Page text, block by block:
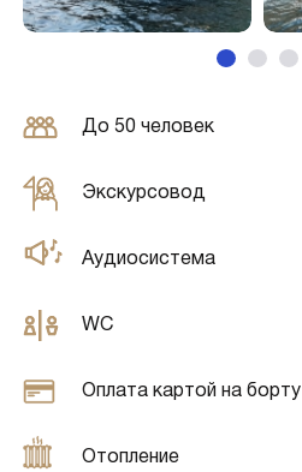
До 50 человек
Экскурсовод
Аудиосистема
WC
Оплата картой на борту
Отопление